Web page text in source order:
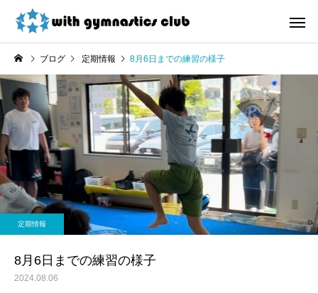
お知らせ
令和8年度未就園児クラス
新規会員様募集中！
未分類
ウィズ体操クラブ技紹
４段、６段閉脚跳び～
ブログ 定期情報 8月6日までの練習の様子
定期情報
8月6日までの練習の様子
2024.08.06